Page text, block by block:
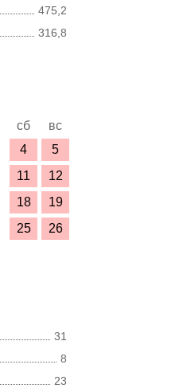
475,2
316,8
сб
вс
4
5
11
12
18
19
25
26
31
8
23